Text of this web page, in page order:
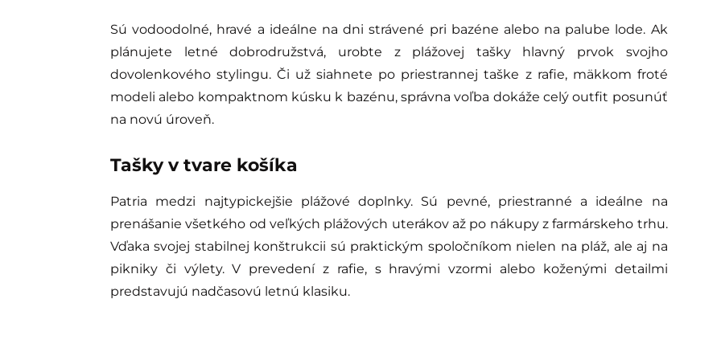
Sú vodoodolné, hravé a ideálne na dni strávené pri bazéne alebo na palube lode. Ak
plánujete letné dobrodružstvá, urobte z plážovej tašky hlavný prvok svojho
dovolenkového stylingu. Či už siahnete po priestrannej taške z rafie, mäkkom froté
modeli alebo kompaktnom kúsku k bazénu, správna voľba dokáže celý outfit posunúť
na novú úroveň.
Tašky v tvare košíka
Patria medzi najtypickejšie plážové doplnky. Sú pevné, priestranné a ideálne na
prenášanie všetkého od veľkých plážových uterákov až po nákupy z farmárskeho trhu.
Vďaka svojej stabilnej konštrukcii sú praktickým spoločníkom nielen na pláž, ale aj na
pikniky či výlety. V prevedení z rafie, s hravými vzormi alebo koženými detailmi
predstavujú nadčasovú letnú klasiku.